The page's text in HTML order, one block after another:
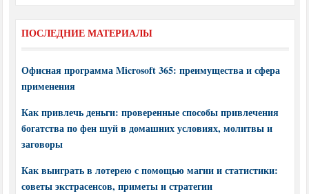
ПОСЛЕДНИЕ МАТЕРИАЛЫ
Офисная программа Microsoft 365: преимущества и сфера
применения
Как привлечь деньги: проверенные способы привлечения
богатства по фен шуй в домашних условиях, молитвы и
заговоры
Как выиграть в лотерею с помощью магии и статистики:
советы экстрасенсов, приметы и стратегии